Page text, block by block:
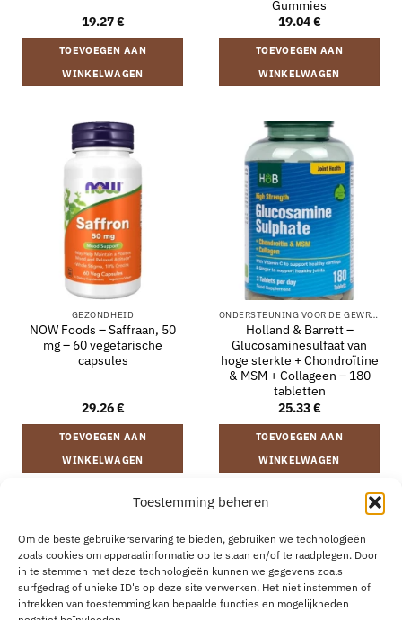
Toestemming beheren
Om de beste gebruikerservaring te bieden, gebruiken we technologieën
zoals cookies om apparaatinformatie op te slaan en/of te raadplegen. Door
in te stemmen met deze technologieën kunnen we gegevens zoals
surfgedrag of unieke ID's op deze site verwerken. Het niet instemmen of
intrekken van toestemming kan bepaalde functies en mogelijkheden
19.27€
TOEVOEGEN AAN
WINKELWAGEN
Gummies
19.04€
TOEVOEGEN AAN
WINKELWAGEN
GEZONDHEID
NOW Foods – Saffraan, 50
mg – 60 vegetarische
capsules
29.26€
TOEVOEGEN AAN
WINKELWAGEN
ONDERSTEUNING VOOR DE GEWRICHTEN
Holland & Barrett –
Glucosaminesulfaat van
hoge sterkte + Chondroïtine
& MSM + Collageen – 180
tabletten
25.33€
TOEVOEGEN AAN
WINKELWAGEN
OVER
CONTACT B2B COOKIEBELEID
PRIVACYVERKLARING
AANKOOP HERROEPEN